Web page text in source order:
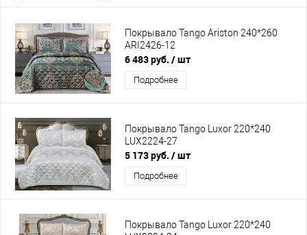
Покрывало Tango Ariston 240*260
ARI2426-12
6 483 руб. / шт
Подробнее
Покрывало Tango Luxor 220*240
LUX2224-27
5 173 руб. / шт
Подробнее
Покрывало Tango Luxor 220*240